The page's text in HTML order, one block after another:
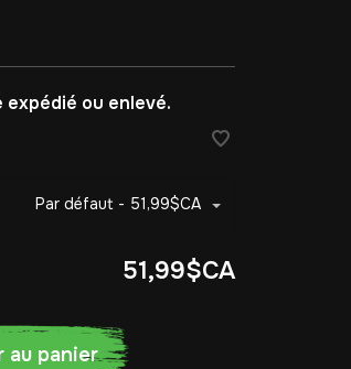
ou enlevé.
Par défaut - 51,99$CA
51,99$CA
au panier